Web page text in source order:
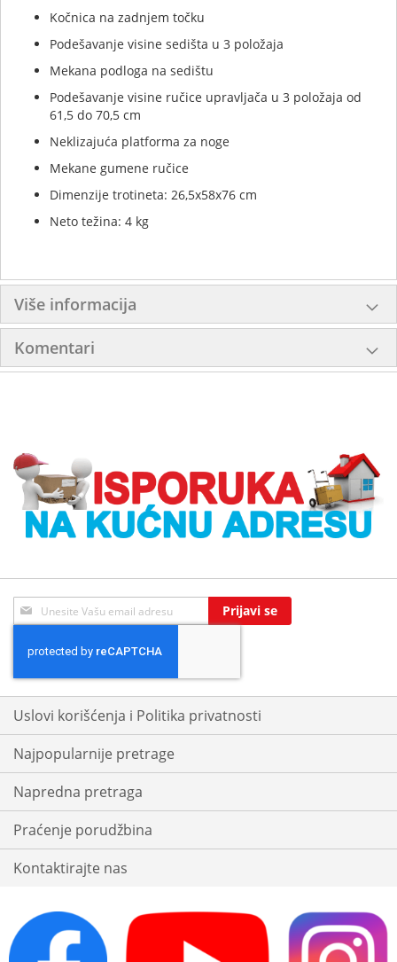
Kočnica na zadnjem točku
Podešavanje visine sedišta u 3 položaja
Mekana podloga na sedištu
Podešavanje visine ručice upravljača u 3 položaja od
61,5 do 70,5 cm
Neklizajuća platforma za noge
Mekane gumene ručice
Dimenzije trotineta: 26,5x58x76 cm
Neto težina: 4 kg
Više informacija
Komentari
Sign
Up
Our
Newsletter:
Prijavi se
Uslovi korišćenja i Politika privatnosti
Najpopularnije pretrage
Napredna pretraga
Praćenje porudžbina
Kontaktirajte nas